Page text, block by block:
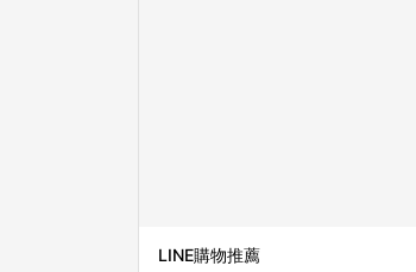
LINE購物推薦